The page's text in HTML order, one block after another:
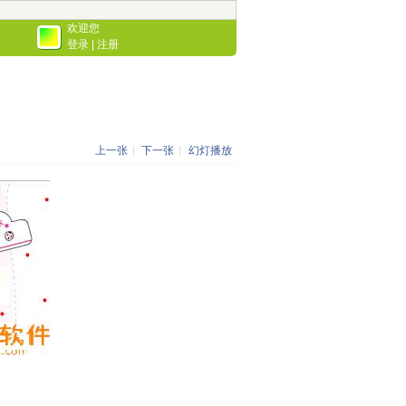
欢迎您
登录
注册
上一张 下一张 幻灯播放